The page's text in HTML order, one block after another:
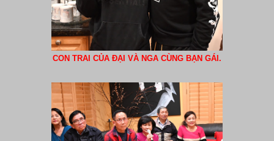
CON TRAI CỦA ĐẠI VÀ NGA CÙNG BẠN GÁI.